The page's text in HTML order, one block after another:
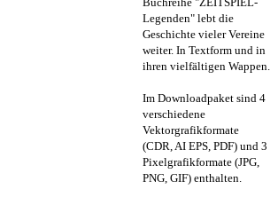
Legenden" lebt die
Geschichte vieler Vereine
weiter. In Textform und in
ihren vielfältigen Wappen.
Im Downloadpaket sind 4
verschiedene
Vektorgrafikformate
(CDR, AI EPS, PDF) und 3
Pixelgrafikformate (JPG,
PNG, GIF) enthalten.